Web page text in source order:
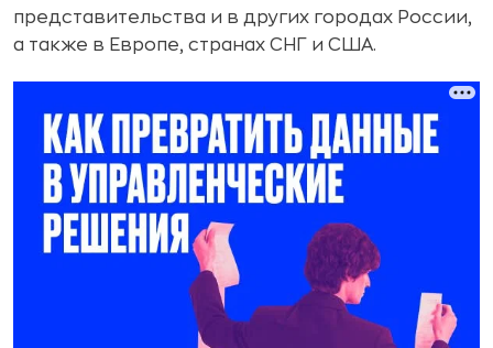
представительства и в других городах России,
а также в Европе, странах СНГ и США.